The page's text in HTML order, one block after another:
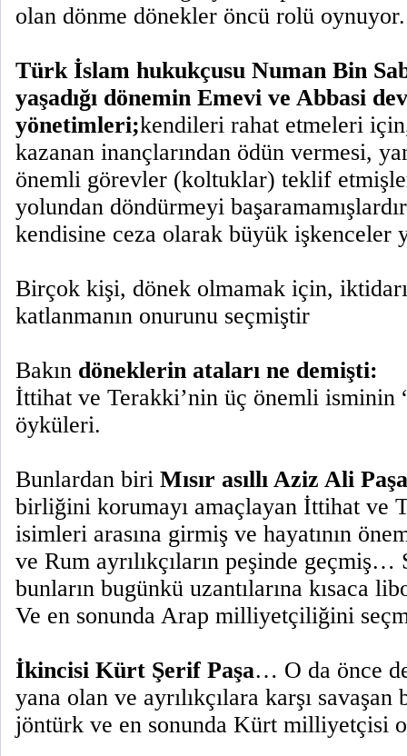
olan dönme dönekler öncü rolü oynuyor.
Türk İslam hukukçusu Numan Bin
yaşadığı dönemin Emevi ve Abbasi
yönetimleri;kendileri rahat etmeleri için,
kazanan inançlarından ödün vermesi,
önemli görevler (koltuklar) teklif
yolundan döndürmeyi
kendisine ceza olarak büyük işkenceler
Birçok kişi, dönek olmamak için,
katlanmanın onurunu seçmiştir
Bakın döneklerin ataları ne demişti:
İttihat ve Terakki’nin üç önemli isminin
öyküleri.
Bunlardan biri Mısır asıllı Aziz Ali Paşa
birliğini korumayı amaçlayan İttihat ve
isimleri arasına girmiş ve hayatının
ve Rum ayrılıkçıların peşinde
bunların bugünkü uzantılarına kısaca
Ve en sonunda Arap milliyetçiliğini
İkincisi Kürt Şerif Paşa… O da önce
yana olan ve ayrılıkçılara karşı
jöntürk ve en sonunda Kürt milliyetçisi